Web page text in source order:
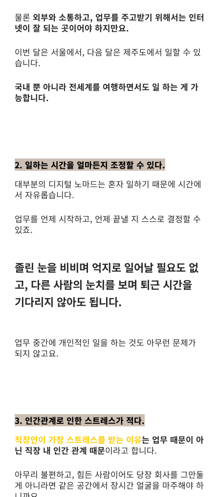
물론 외부와 소통하고, 업무를 주고받기 위해서는 인터
넷이 잘 되는 곳이어야 하지만요.
이번 달은 서울에서, 다음 달은 제주도에서 일할 수 있
습니다.
국내 뿐 아니라 전세계를 여행하면서도 일 하는 게 가
능합니다.
2. 일하는 시간을 얼마든지 조정할 수 있다.
대부분의 디지털 노마드는 혼자 일하기 때문에 시간에
서 자유롭습니다.
업무를 언제 시작하고, 언제 끝낼 지 스스로 결정할 수
있죠.
졸린 눈을 비비며 억지로 일어날 필요도 없
고, 다른 사람의 눈치를 보며 퇴근 시간을
기다리지 않아도 됩니다.
업무 중간에 개인적인 일을 하는 것도 아무런 문제가
되지 않고요.
3. 인간관계로 인한 스트레스가 적다.
직장인이 가장 스트레스를 받는 이유는 업무 때문이 아
닌 직장 내 인간 관계 때문이라고 합니다.
아무리 불편하고, 힘든 사람이어도 당장 회사를 그만둘
게 아니라면 같은 공간에서 장시간 얼굴을 마주해야 하